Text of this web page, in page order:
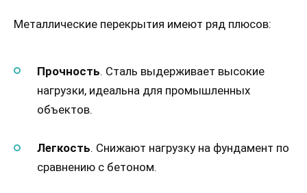
Металлические перекрытия имеют ряд плюсов:
Прочность. Сталь выдерживает высокие
нагрузки, идеальна для промышленных
объектов.
Легкость. Снижают нагрузку на фундамент по
сравнению с бетоном.